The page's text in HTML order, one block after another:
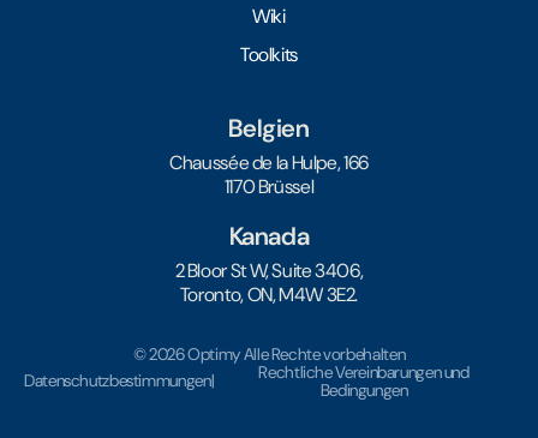
Wiki
Toolkits
Belgien
Chaussée de la Hulpe, 166
1170 Brüssel
Kanada
2 Bloor St W, Suite 3406,
Toronto, ON, M4W 3E2.
© 2026 Optimy Alle Rechte vorbehalten
Datenschutzbestimmungen|
Rechtliche Vereinbarungen und
Bedingungen